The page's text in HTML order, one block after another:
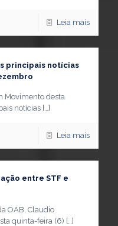
Leia mais
principais notícias
Movimento desta
notícias […]
Leia mais
entre STF e
OAB, Claudio
quinta-feira (6) […]